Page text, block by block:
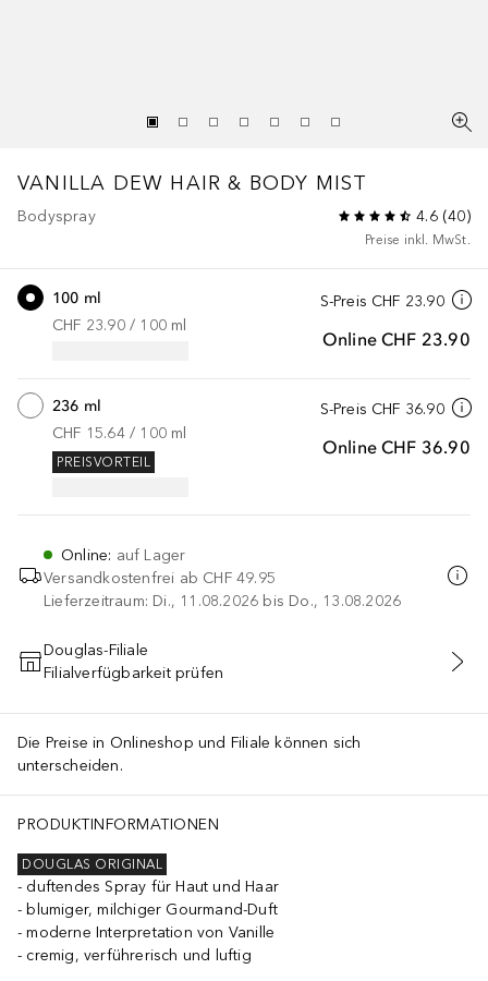
VANILLA DEW HAIR & BODY MIST
Bodyspray 4.6(40)
Preise inkl. MwSt.
S-Preis CHF 23.90
Online CHF 23.90
100 ml
CHF 23.90 / 100 ml
S-Preis CHF 36.90
Online CHF 36.90
236 ml
CHF 15.64 / 100 ml
PREISVORTEIL
Online: auf Lager
Versandkostenfrei ab CHF 49.95
Lieferzeitraum: Di., 11.08.2026 bis Do., 13.08.2026
IN DEN WARENKORB
Douglas-Filiale
Filialverfügbarkeit prüfen
Die Preise in Onlineshop und Filiale können sich
unterscheiden.
PRODUKTINFORMATIONEN
DOUGLAS ORIGINAL
duftendes Spray für Haut und Haar
blumiger, milchiger Gourmand-Duft
moderne Interpretation von Vanille
cremig, verführerisch und luftig